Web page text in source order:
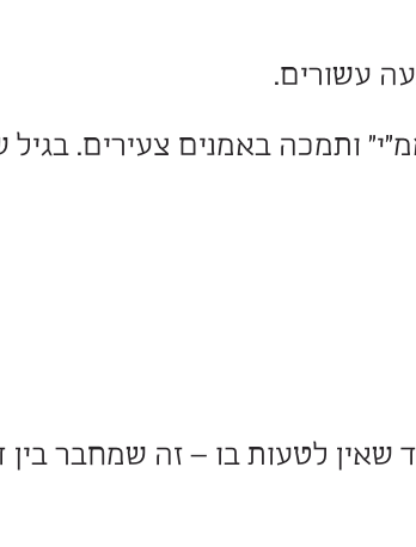
קולו השקט של כשר מזכיר
ומחשבה ביקורתית.
באמנים צעירים. בגיל שבו